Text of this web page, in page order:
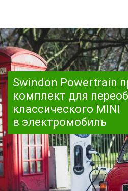
Swindon Powertrain
комплект для
классического MINI
в электромобиль